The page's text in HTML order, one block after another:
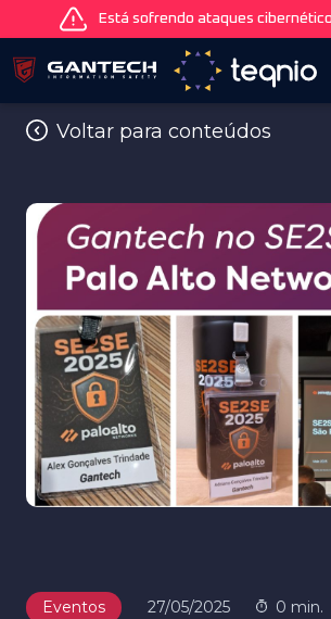
Está sofrendo ataques
Voltar para conteúdos
Eventos 27/05/2025 0 min.